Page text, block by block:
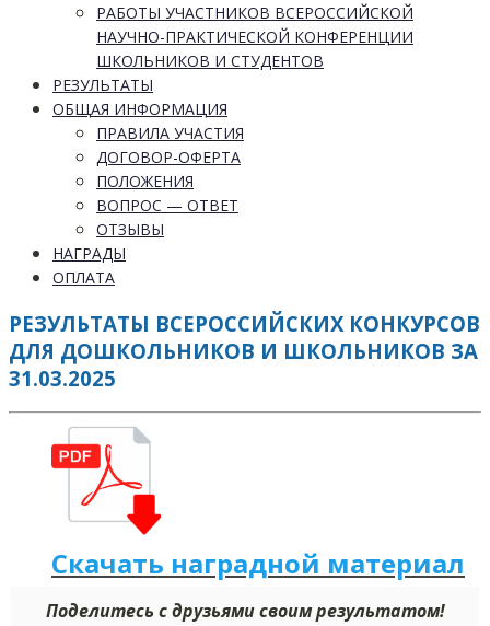
РАБОТЫ УЧАСТНИКОВ ВСЕРОССИЙСКОЙ
НАУЧНО-ПРАКТИЧЕСКОЙ КОНФЕРЕНЦИИ
ШКОЛЬНИКОВ И СТУДЕНТОВ
РЕЗУЛЬТАТЫ
ОБЩАЯ ИНФОРМАЦИЯ
ПРАВИЛА УЧАСТИЯ
ДОГОВОР-ОФЕРТА
ПОЛОЖЕНИЯ
ВОПРОС — ОТВЕТ
ОТЗЫВЫ
НАГРАДЫ
ОПЛАТА
РЕЗУЛЬТАТЫ ВСЕРОССИЙСКИХ КОНКУРСОВ
ДЛЯ ДОШКОЛЬНИКОВ И ШКОЛЬНИКОВ ЗА
31.03.2025
Скачать наградной материал
Поделитесь с друзьями своим результатом!